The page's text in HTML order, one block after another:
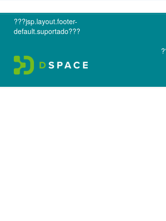
???jsp.layout.footer-
default.suportado???